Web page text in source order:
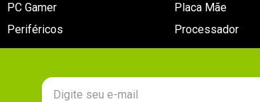
PC Gamer
Periféricos
Placa Mãe
Processador